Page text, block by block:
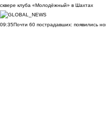
сквере клуба «Молодёжный» в Шахтах
09:35Почти 60 пострадавших: появились